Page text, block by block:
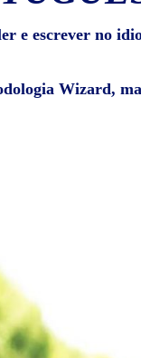
e escrever no
Wizard,